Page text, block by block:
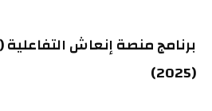
برنامج منصة إنعاش
(2025)